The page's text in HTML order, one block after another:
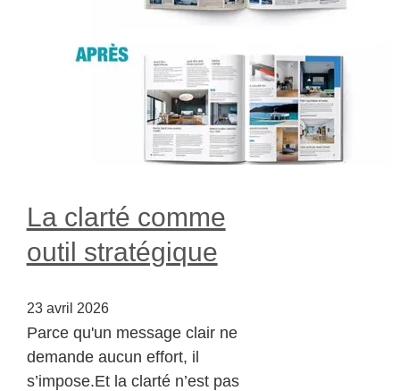
La clarté comme
outil stratégique
23 avril 2026
Parce qu'un message clair ne
demande aucun effort, il
s’impose.Et la clarté n’est pas